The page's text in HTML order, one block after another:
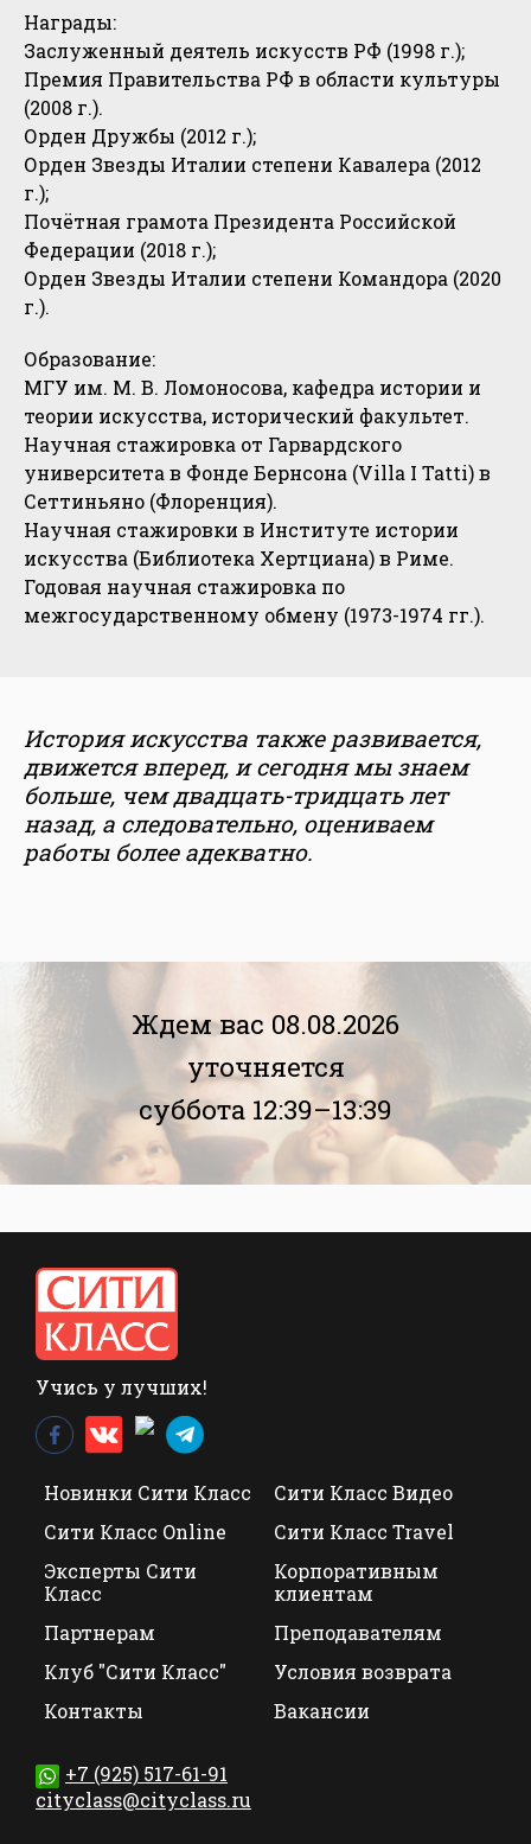
Награды:
Заслуженный деятель искусств РФ (1998 г.);
Премия Правительства РФ в области культуры
(2008 г.).
Орден Дружбы (2012 г.);
Орден Звезды Италии степени Кавалера (2012
г.);
Почётная грамота Президента Российской
Федерации (2018 г.);
Орден Звезды Италии степени Командора (2020
г.).
Образование:
МГУ им. М. В. Ломоносова, кафедра истории и
теории искусства, исторический факультет.
Научная стажировка от Гарвардского
университета в Фонде Бернсона (Villa I Tatti) в
Сеттиньяно (Флоренция).
Научная стажировки в Институте истории
искусства (Библиотека Хертциана) в Риме.
Годовая научная стажировка по
межгосударственному обмену (1973-1974 гг.).
История искусства также развивается,
движется вперед, и сегодня мы знаем
больше, чем двадцать-тридцать лет
назад, а следовательно, оцениваем
работы более адекватно.
Ждем вас 08.08.2026
уточняется
суббота 12:39–13:39
Учись у лучших!
Новинки Сити Класс
Сити Класс Видео
Сити Класс Online
Сити Класс Travel
Эксперты Сити
Класс
Корпоративным
клиентам
Партнерам
Преподавателям
Клуб "Сити Класс"
Условия возврата
Контакты
Вакансии
+7 (925) 517-61-91
cityclass@cityclass.ru